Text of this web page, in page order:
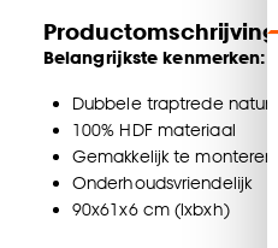
Productomschrijving
Belangrijkste kenmerken:
Dubbele traptrede
100% HDF materiaal
Gemakkelijk te monteren
Onderhoudsvriendelijk
90x61x6 cm (lxbxh)